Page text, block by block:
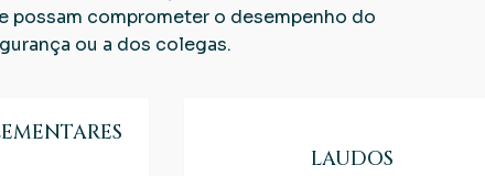
comprometer o desempenho do
ou a dos colegas.
LAUDOS